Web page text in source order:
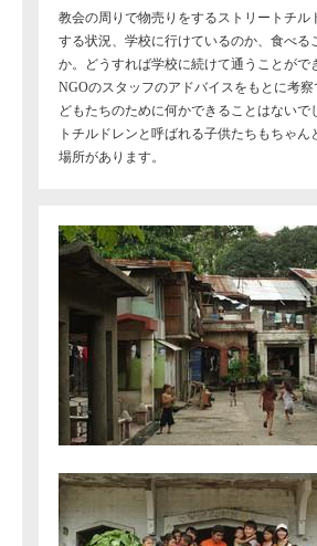
教会の周りで物売りをするストリートチ
する状況、学校に行けているのか、食べる
か。どうすれば学校に続けて通うことがで
NGOのスタッフのアドバイスをもとに考
どもたちのために何かできることはないで
トチルドレンと呼ばれる子供たちもちゃん
場所があります。